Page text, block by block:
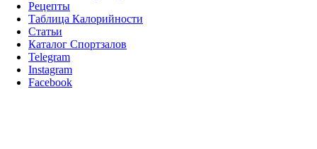
Рецепты
Таблица Калорийности
Статьи
Каталог Спортзалов
Telegram
Instagram
Facebook